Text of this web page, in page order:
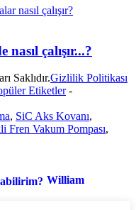
çalışır...?
Saklıdır.Gizlilik Politikası
Etiketler-
, SiC Aks Kovanı,
Fren Vakum Pompası,
William